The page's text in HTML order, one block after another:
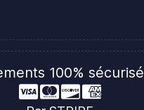
100% sécurisé